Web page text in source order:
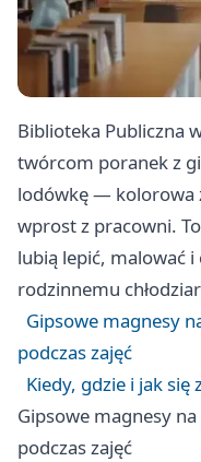
Biblioteka Publiczna
twórcom poranek z
lodówkę — kolorowa
wprost z pracowni.
lubią lepić, malować
rodzinnemu
Gipsowe magnesy
podczas zajęć
Kiedy, gdzie i jak się
Gipsowe magnesy
podczas zajęć